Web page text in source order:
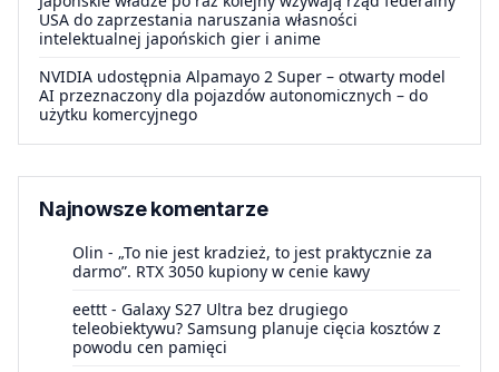
USA do zaprzestania naruszania własności
intelektualnej japońskich gier i anime
NVIDIA udostępnia Alpamayo 2 Super – otwarty model
AI przeznaczony dla pojazdów autonomicznych – do
użytku komercyjnego
Najnowsze komentarze
Olin - „To nie jest kradzież, to jest praktycznie za
darmo”. RTX 3050 kupiony w cenie kawy
eettt - Galaxy S27 Ultra bez drugiego
teleobiektywu? Samsung planuje cięcia kosztów z
powodu cen pamięci